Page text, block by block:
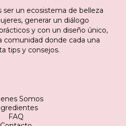
ser un ecosistema de belleza
generar un diálogo
y con un diseño único,
comunidad donde cada una
tips y consejos.
Somos
FAQ